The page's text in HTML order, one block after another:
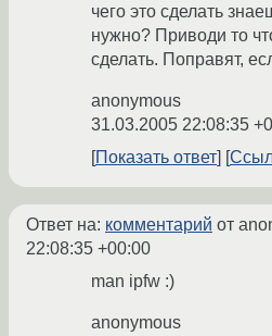
чего это сделать
нужно? Приводи то
сделать. Поправят,
anonymous
31.03.2005 22:08:35
Показать ответ
Ответ на: комментарий от
22:08:35 +00:00
man ipfw :)
anonymous